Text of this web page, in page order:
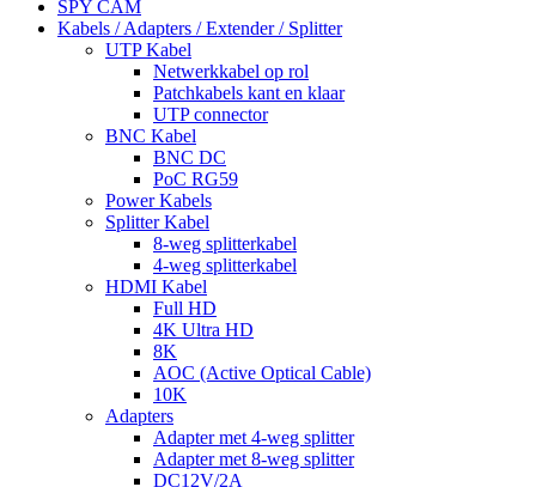
SPY CAM
Kabels / Adapters / Extender / Splitter
UTP Kabel
Netwerkkabel op rol
Patchkabels kant en klaar
UTP connector
BNC Kabel
BNC DC
PoC RG59
Power Kabels
Splitter Kabel
8-weg splitterkabel
4-weg splitterkabel
HDMI Kabel
Full HD
4K Ultra HD
8K
AOC (Active Optical Cable)
10K
Adapters
Adapter met 4-weg splitter
Adapter met 8-weg splitter
DC12V/2A